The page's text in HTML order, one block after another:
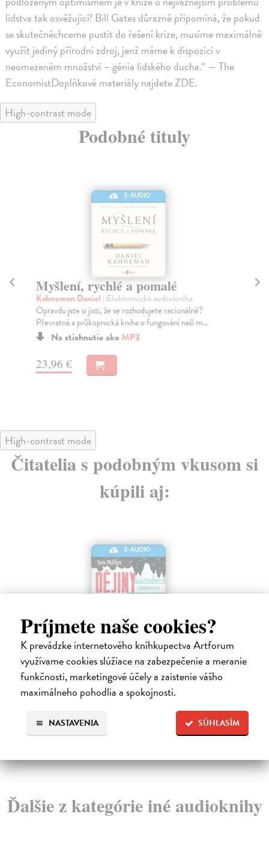
Príjmete naše cookies?
K prevádzke internetového kníhkupectva Artforum
využívame cookies slúžiace na zabezpečenie a meranie
funkčnosti, marketingové účely a zaistenie vášho
maximálneho pohodlia a spokojnosti.
SÚHLASÍM
NASTAVENIA
lidstva tak osvěžující! Bill Gates důrazně připomíná, že pokud
se skutečněchceme pustit do řešení krize, musíme maximálně
využít jediný přírodní zdroj, jenž máme k dispozici v
neomezeném množství – génia lidského ducha.“ — The
EconomistDoplňkové materiály najdete ZDE.
High-contrast mode
Podobné tituly
E-AUDIO
Myšlení, rychlé a pomalé
Kahneman Daniel | Elektronická audiokniha
Opravdu jste si jisti, že se rozhodujete racionálně?
Převratná a průkopnická kniha o fungování naší m...
Na stiahnutie akoMP3
23,96 €
High-contrast mode
Čitatelia s podobným vkusom si
kúpili aj:
E-AUDIO
Dějiny lidských průserů aneb Co
všechno jsme podělali
Phillips Tom| Elektronická audiokniha
Vzrušující cesta po nejvíce kreativních a
katastrofických f*ck ups v lidské historii aneb Co vše
Na stiahnutie ako
Ďalšie z kategórie iné audioknihy